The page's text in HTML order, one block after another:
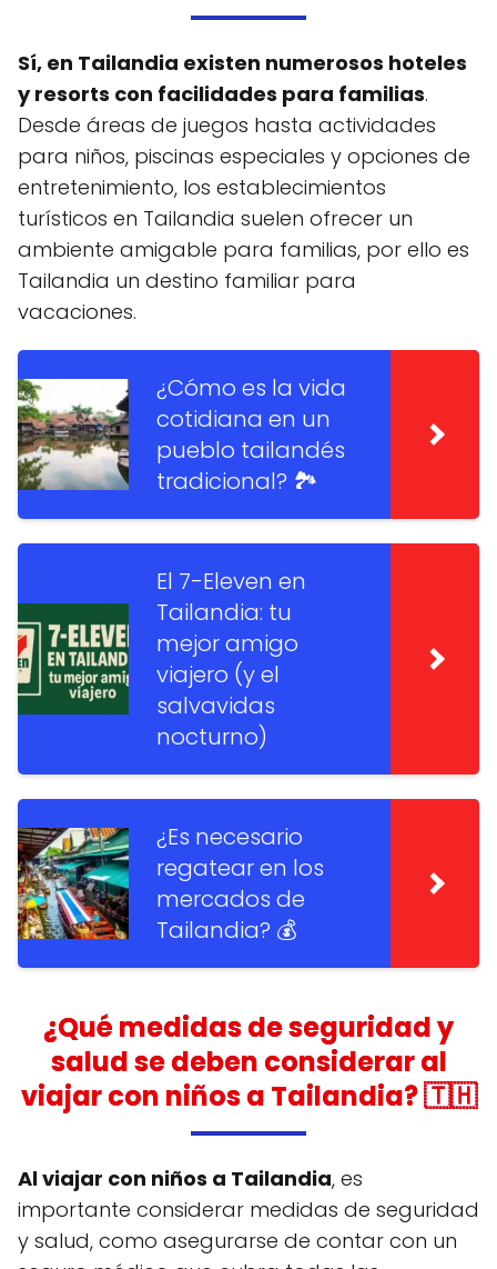
Sí, en Tailandia existen numerosos hoteles
y resorts con facilidades para familias.
Desde áreas de juegos hasta actividades
para niños, piscinas especiales y opciones de
entretenimiento, los establecimientos
turísticos en Tailandia suelen ofrecer un
ambiente amigable para familias, por ello es
Tailandia un destino familiar para
vacaciones.
¿Cómo es la vida
cotidiana en un
pueblo tailandés
tradicional? 🏞️
El 7-Eleven en
Tailandia: tu
mejor amigo
viajero (y el
salvavidas
nocturno)
¿Es necesario
regatear en los
mercados de
Tailandia? 💰
¿Qué medidas de seguridad y
salud se deben considerar al
viajar con niños a Tailandia? 🇹🇭
Al viajar con niños a Tailandia, es
importante considerar medidas de seguridad
y salud, como asegurarse de contar con un